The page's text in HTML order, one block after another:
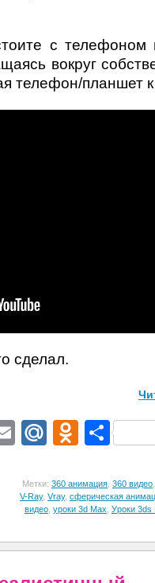
с телефоном
вокруг
телефон/планшет к
сделал.
EmailMail.Ru
Метки: 360 анимация 360 видео
V-Ray, Vray, сферическая
видео уроки 3d Max Уроки 3ds